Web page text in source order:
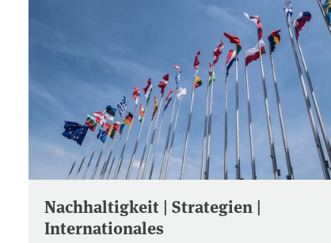
Nachhaltigkeit | Strategien |
Internationales